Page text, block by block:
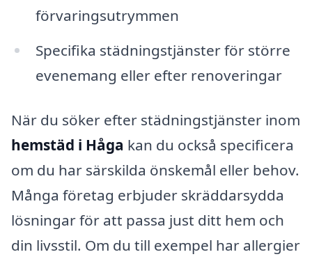
förvaringsutrymmen
Specifika städningstjänster för större
evenemang eller efter renoveringar
När du söker efter städningstjänster inom
hemstäd i Håga kan du också specificera
om du har särskilda önskemål eller behov.
Många företag erbjuder skräddarsydda
lösningar för att passa just ditt hem och
din livsstil. Om du till exempel har allergier